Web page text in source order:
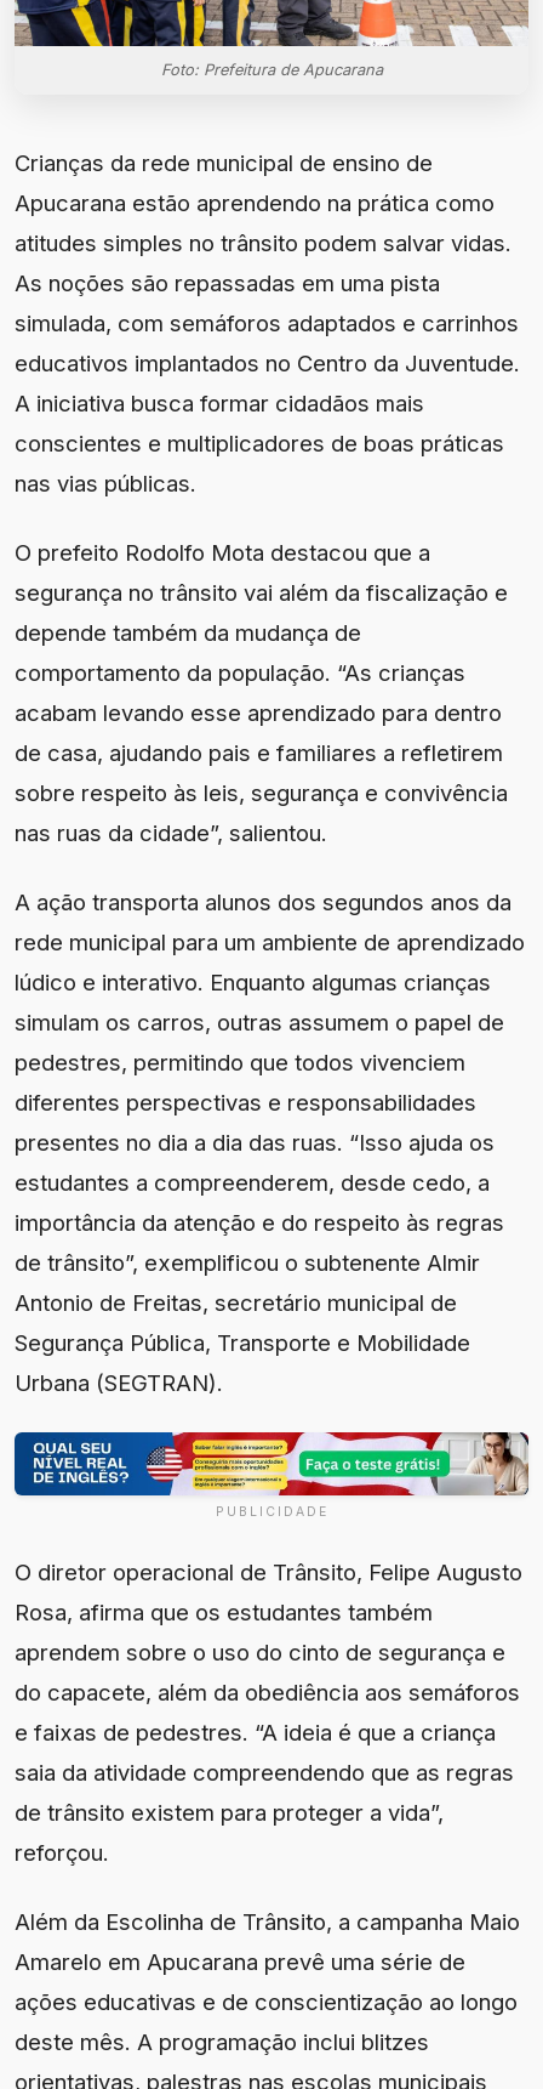
Foto: Prefeitura de Apucarana
Crianças da rede municipal de ensino de
Apucarana estão aprendendo na prática como
atitudes simples no trânsito podem salvar vidas.
As noções são repassadas em uma pista
simulada, com semáforos adaptados e carrinhos
educativos implantados no Centro da Juventude.
A iniciativa busca formar cidadãos mais
conscientes e multiplicadores de boas práticas
nas vias públicas.
O prefeito Rodolfo Mota destacou que a
segurança no trânsito vai além da fiscalização e
depende também da mudança de
comportamento da população. “As crianças
acabam levando esse aprendizado para dentro
de casa, ajudando pais e familiares a refletirem
sobre respeito às leis, segurança e convivência
nas ruas da cidade”, salientou.
A ação transporta alunos dos segundos anos da
rede municipal para um ambiente de aprendizado
lúdico e interativo. Enquanto algumas crianças
simulam os carros, outras assumem o papel de
pedestres, permitindo que todos vivenciem
diferentes perspectivas e responsabilidades
presentes no dia a dia das ruas. “Isso ajuda os
estudantes a compreenderem, desde cedo, a
importância da atenção e do respeito às regras
de trânsito”, exemplificou o subtenente Almir
Antonio de Freitas, secretário municipal de
Segurança Pública, Transporte e Mobilidade
Urbana (SEGTRAN).
PUBLICIDADE
O diretor operacional de Trânsito, Felipe Augusto
Rosa, afirma que os estudantes também
aprendem sobre o uso do cinto de segurança e
do capacete, além da obediência aos semáforos
e faixas de pedestres. “A ideia é que a criança
saia da atividade compreendendo que as regras
de trânsito existem para proteger a vida”,
reforçou.
Além da Escolinha de Trânsito, a campanha Maio
Amarelo em Apucarana prevê uma série de
ações educativas e de conscientização ao longo
deste mês. A programação inclui blitzes
orientativas, palestras nas escolas municipais